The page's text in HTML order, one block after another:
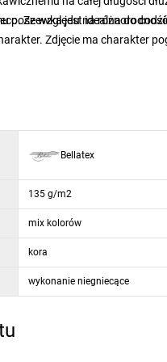
poszewka jest idealna do
Ze względu na
Zdjęcie ma charakter
Bellatex
135 g/m2
mix kolorów
kora
wykonanie niegniecące